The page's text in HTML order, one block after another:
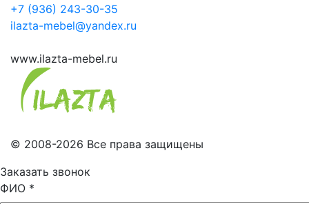
+7 (936) 243-30-35
ilazta-mebel@yandex.ru
www.ilazta-mebel.ru
© 2008-2026 Все права защищены
Заказать звонок
ФИО *